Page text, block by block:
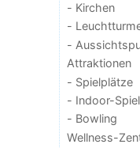
- Kirchen
-
-
Attraktionen
- Spielplätze
- Indoor-
- Bowling
Wellness-